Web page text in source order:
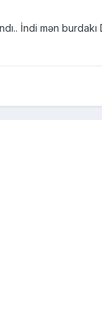
İndi mən burdakı